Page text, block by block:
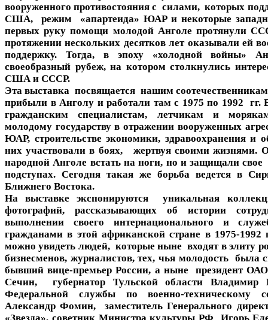
вооруженного противостояния с силами, которых
США, режим «апартеида» ЮАР и некоторые
первых руку помощи молодой Анголе протянули
протяжении нескольких десятков лет оказывали ей
поддержку. Тогда, в эпоху «холодной войны»
своеобразный рубеж, на котором столкнулись
США и СССР.
Эта выставка посвящается нашим
прибыли в Анголу и работали там с 1975 по 1992
гражданским специалистам, летчикам и
молодому государству в отражении вооруженных
ЮАР, строительстве экономики, здравоохранения и
них участвовали в боях, жертвуя своими жизнями.
народной Анголе встать на ноги, но и защищали
подступах. Сегодня такая же борьба ведется в
Ближнего Востока.
На выставке экспонируются уникальная
фотографий, рассказывающих об истории
выполнении своего интернационального и
гражданами в этой африканской стране в 1975-
можно увидеть людей, которые ныне входят в элиту
бизнесменов, журналистов, тех, чья молодость была
бывший вице-премьер России, а ныне президент
Сечин, губернатор Тульской области Владимир
Федеральной службы по военно-техническому
Александр Фомин, заместитель Генерального